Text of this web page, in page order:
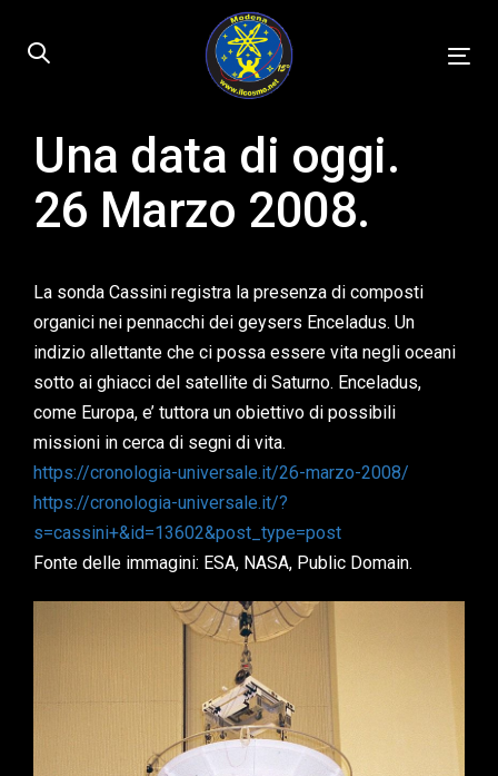
links
content
Published
on:Una data di oggi.
26 Marzo 2008.
La sonda Cassini registra la presenza di composti
organici nei pennacchi dei geysers Enceladus. Un
indizio allettante che ci possa essere vita negli oceani
sotto ai ghiacci del satellite di Saturno. Enceladus,
come Europa, e’ tuttora un obiettivo di possibili
missioni in cerca di segni di vita.
https://cronologia-universale.it/26-marzo-2008/
https://cronologia-universale.it/?
s=cassini+&id=13602&post_type=post
Fonte delle immagini: ESA, NASA, Public Domain.